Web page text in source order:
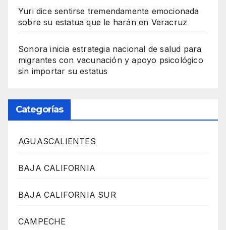
Yuri dice sentirse tremendamente emocionada
sobre su estatua que le harán en Veracruz
Sonora inicia estrategia nacional de salud para
migrantes con vacunación y apoyo psicológico
sin importar su estatus
Categorías
AGUASCALIENTES
BAJA CALIFORNIA
BAJA CALIFORNIA SUR
CAMPECHE